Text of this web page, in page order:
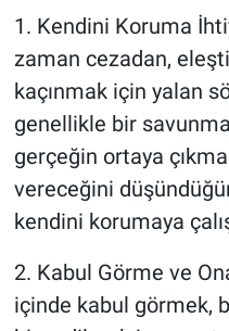
1. Kendini Koruma
zaman cezadan,
kaçınmak için yalan
genellikle bir
gerçeğin ortaya
vereceğini
kendini korumaya
2. Kabul Görme ve
içinde kabul görmek,